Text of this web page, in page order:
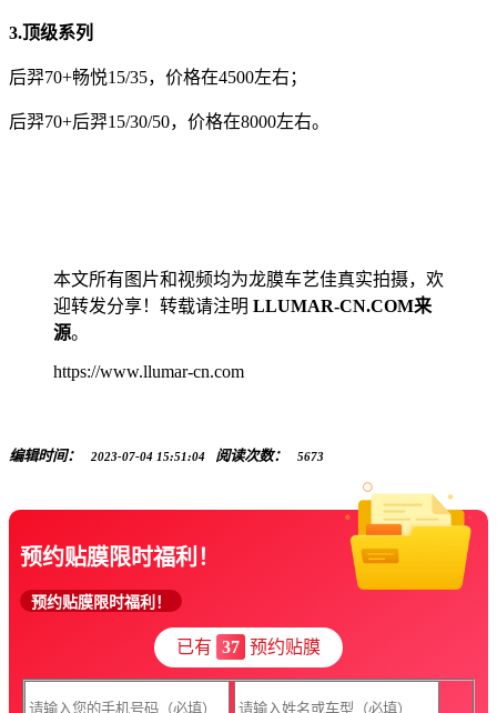
3.顶级系列
后羿70+畅悦15/35，价格在4500左右；
后羿70+后羿15/30/50，价格在8000左右。
本文所有图片和视频均为龙膜车艺佳真实拍摄，欢
迎转发分享！转载请注明 LLUMAR-CN.COM来
源。
https://www.llumar-cn.com
编辑时间： 2023-07-04 15:51:04 阅读次数： 5673
预约贴膜限时福利！
预约贴膜限时福利！
已有 37 预约贴膜